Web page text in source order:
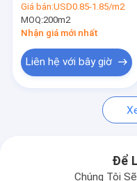
Lưới dây dệt
Hàng rào trang trại
Sản phẩm phần cứng
bền cho màn hình
chó hoặc mèo
Giá bán:USD0.85-1.85/m2
MOQ:200m2
Nhận giá mới nhất
Liên hệ với bây giờ
Để
Chúng Tôi